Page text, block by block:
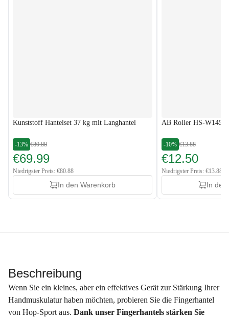
Kunststoff Hantelset 37 kg mit Langhantel
-13% €80.88
€69.99
Niedrigster Preis: €80.88
In den Warenkorb
AB Roller HS-
-10% €13.88
€12.50
Niedrigster Preis: €13.88
In den
Beschreibung
Wenn Sie ein kleines, aber ein effektives Gerät zur Stärkung Ihrer
Handmuskulatur haben möchten, probieren Sie die Fingerhantel
von Hop-Sport aus. Dank unser Fingerhantels stärken Sie